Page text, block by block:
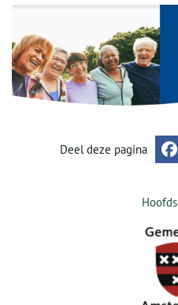
Deel deze pagina